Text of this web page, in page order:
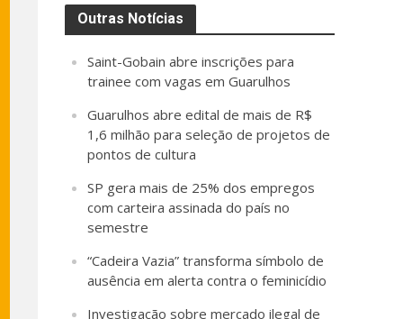
Outras Notícias
Saint-Gobain abre inscrições para
trainee com vagas em Guarulhos
Guarulhos abre edital de mais de R$
1,6 milhão para seleção de projetos de
pontos de cultura
SP gera mais de 25% dos empregos
com carteira assinada do país no
semestre
“Cadeira Vazia” transforma símbolo de
ausência em alerta contra o feminicídio
Investigação sobre mercado ilegal de